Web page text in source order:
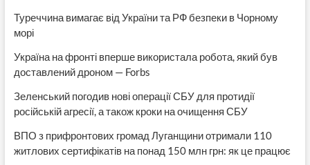
Туреччина вимагає від України та РФ безпеки в Чорному
морі
Україна на фронті вперше використала робота, який був
доставлений дроном — Forbs
Зеленський погодив нові операції СБУ для протидії
російській агресії, а також кроки на очищення СБУ
ВПО з прифронтових громад Луганщини отримали 110
житлових сертифікатів на понад 150 млн грн: як це працює